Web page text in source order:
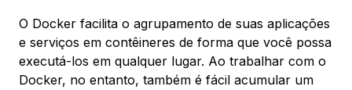
O Docker facilita o agrupamento de suas aplicações
e serviços em contêineres de forma que você possa
executá-los em qualquer lugar. Ao trabalhar com o
Docker, no entanto, também é fácil acumular um